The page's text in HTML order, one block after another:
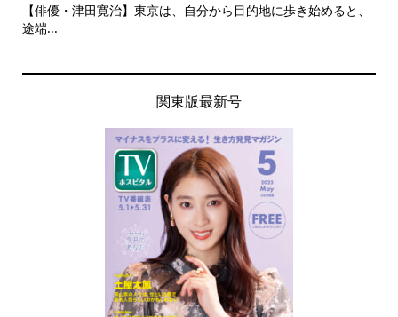
【俳優・津田寛治】東京は、自分から目的地に歩き始めると、
途端...
関東版最新号